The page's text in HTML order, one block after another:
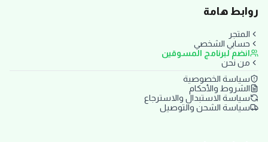
روابط هامة
المتجر
حسابي الشخصي
انضم لبرنامج المسوقين
من نحن
سياسة الخصوصية
الشروط والأحكام
سياسة الاستبدال والاسترجاع
سياسة الشحن والتوصيل